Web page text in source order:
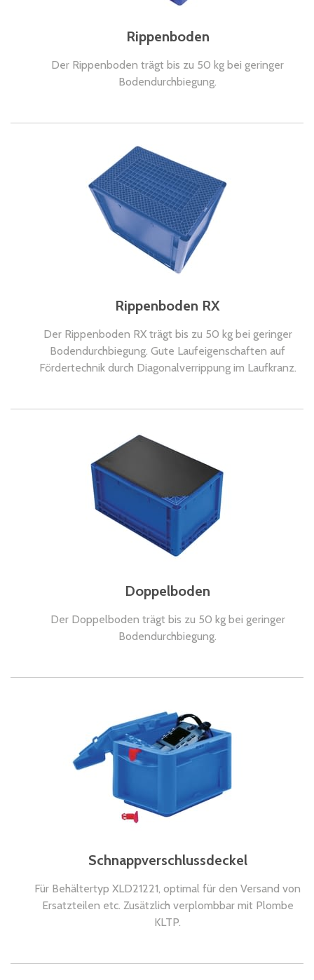
Rippenboden
Der Rippenboden trägt bis zu 50 kg bei geringer
Bodendurchbiegung.
Rippenboden RX
Der Rippenboden RX trägt bis zu 50 kg bei geringer
Bodendurchbiegung. Gute Laufeigenschaften auf
Fördertechnik durch Diagonalverrippung im Laufkranz.
Doppelboden
Der Doppelboden trägt bis zu 50 kg bei geringer
Bodendurchbiegung.
Schnappverschlussdeckel
Für Behältertyp XLD21221, optimal für den Versand von
Ersatzteilen etc. Zusätzlich verplombbar mit Plombe
KLTP.